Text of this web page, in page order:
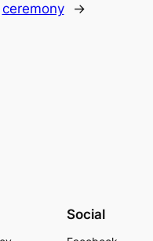
ceremony
→
Social